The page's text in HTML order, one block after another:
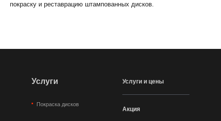
покраску и реставрацию штампованных дисков.
Услуги
Покраска дисков
Услуги и цены
Акция